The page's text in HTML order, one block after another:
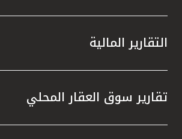
التقارير المالية
تقارير سوق العقار المحلي